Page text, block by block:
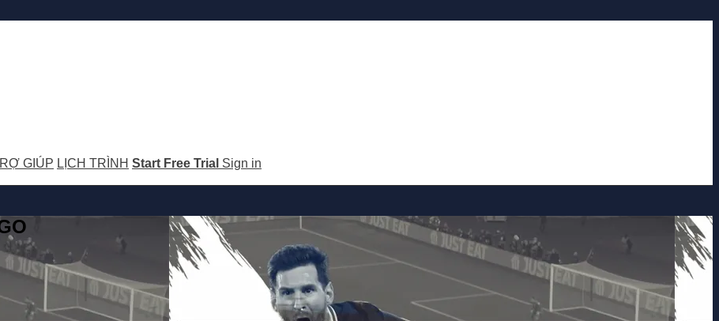
GIÚP LỊCH TRÌNH Start Free Trial Sign in